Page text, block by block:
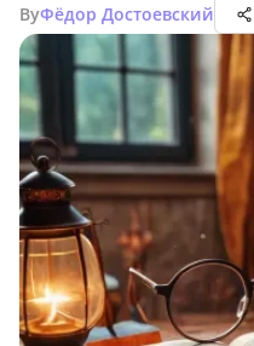
ByФёдор Достоевский